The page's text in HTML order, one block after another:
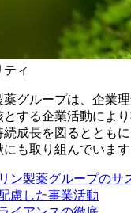
ィ
薬グループは、企業
とする企業活動によ
続成長を図るととも
も取り組んでいます
ン製薬グループのサ
慮した事業活動